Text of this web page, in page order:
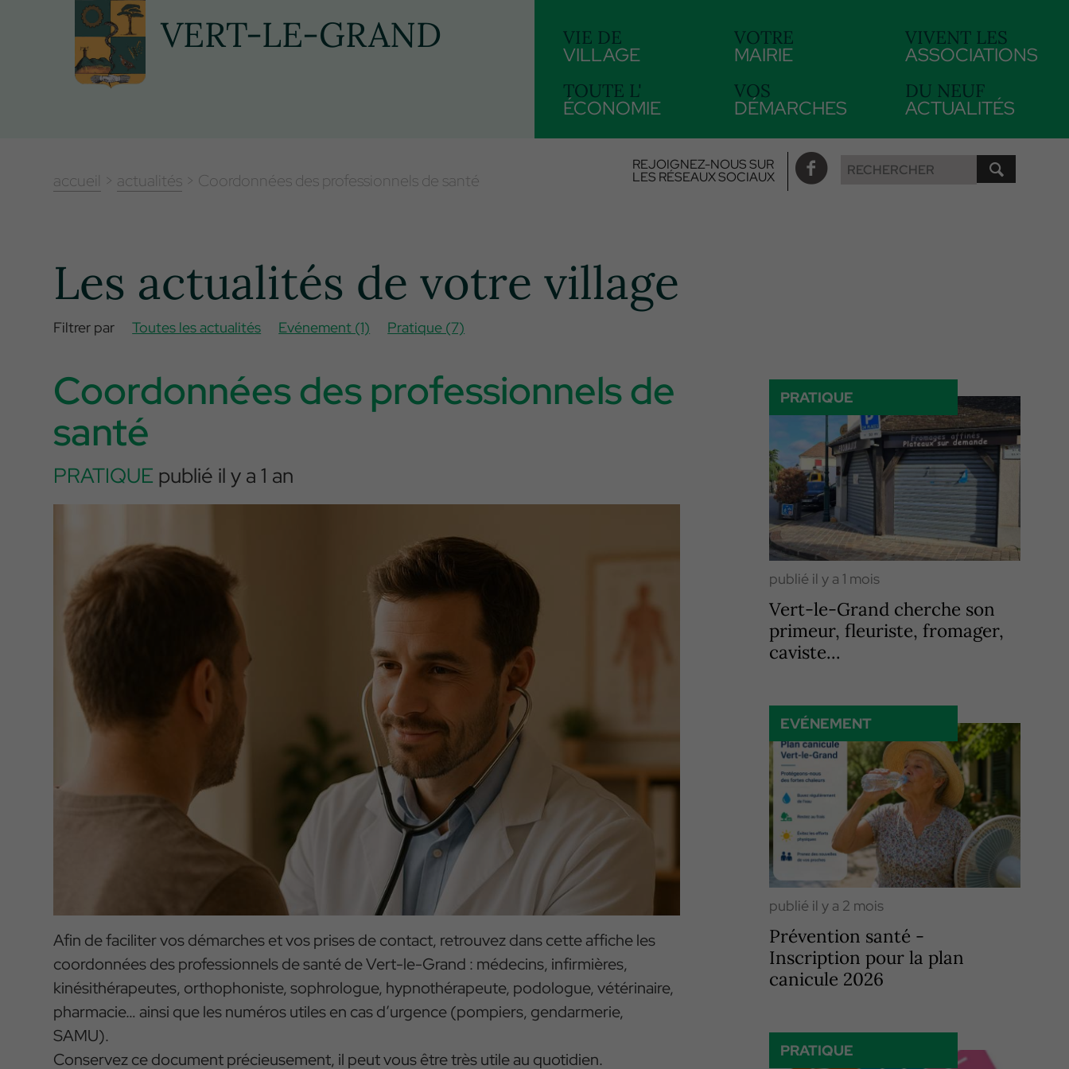
VERT-LE-GRAND VIE DE
VILLAGE
VOTRE
MAIRIE
VIVENT LES
ASSOCIATIONS
TOUTE L'
ÉCONOMIE
VOS
DÉMARCHES
DU NEUF
ACTUALITÉS
accueil > actualités > Coordonnées des professionnels de santé
REJOIGNEZ-NOUS SUR
LES RÉSEAUX SOCIAUX
Les actualités de votre village
Filtrer par Toutes les actualités Evénement (1) Pratique (7)
Coordonnées des professionnels de
santé
PRATIQUE publié il y a 1 an
Afin de faciliter vos démarches et vos prises de contact, retrouvez dans cette affiche les
coordonnées des professionnels de santé de Vert-le-Grand : médecins, infirmières,
kinésithérapeutes, orthophoniste, sophrologue, hypnothérapeute, podologue, vétérinaire,
pharmacie… ainsi que les numéros utiles en cas d’urgence (pompiers, gendarmerie,
SAMU).
Conservez ce document précieusement, il peut vous être très utile au quotidien.
PRATIQUE
publié il y a 1 mois
Vert-le-Grand cherche son
primeur, fleuriste, fromager,
caviste...
EVÉNEMENT
publié il y a 2 mois
Prévention santé -
Inscription pour la plan
canicule 2026
PRATIQUE
Panneau de gestion des cookies